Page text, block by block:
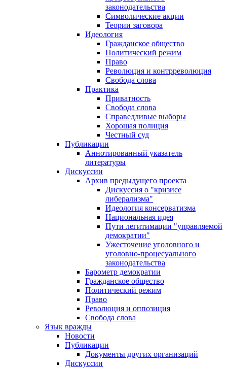
законодательства
Символические акции
Теории заговора
Идеология
Гражданское общество
Политический режим
Право
Революция и контрреволюция
Свобода слова
Практика
Приватность
Свобода слова
Справедливые выборы
Хорошая полиция
Честный суд
Публикации
Аннотированный указатель
литературы
Дискуссии
Архив предыдущего проекта
Дискуссия о "кризисе
либерализма"
Идеология консерватизма
Национальная идея
Пути легитимации "управляемой
демократии"
Ужесточение уголовного и
уголовно-процесуального
законодательства
Барометр демократии
Гражданское общество
Политический режим
Право
Революция и оппозиция
Свобода слова
Язык вражды
Новости
Публикации
Документы других организаций
Дискуссии